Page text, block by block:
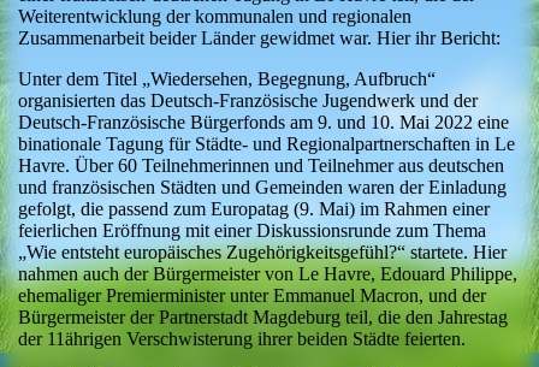
Weiterentwicklung der kommunalen und regionalen
Zusammenarbeit beider Länder gewidmet war. Hier ihr Bericht:
Unter dem Titel „Wiedersehen, Begegnung, Aufbruch“
organisierten das Deutsch-Französische Jugendwerk und der
Deutsch-Französische Bürgerfonds am 9. und 10. Mai 2022 eine
binationale Tagung für Städte- und Regionalpartnerschaften in Le
Havre. Über 60 Teilnehmerinnen und Teilnehmer aus deutschen
und französischen Städten und Gemeinden waren der Einladung
gefolgt, die passend zum Europatag (9. Mai) im Rahmen einer
feierlichen Eröffnung mit einer Diskussionsrunde zum Thema
„Wie entsteht europäisches Zugehörigkeitsgefühl?“ startete. Hier
nahmen auch der Bürgermeister von Le Havre, Edouard Philippe,
ehemaliger Premierminister unter Emmanuel Macron, und der
Bürgermeister der Partnerstadt Magdeburg teil, die den Jahrestag
der 11ährigen Verschwisterung ihrer beiden Städte feierten.